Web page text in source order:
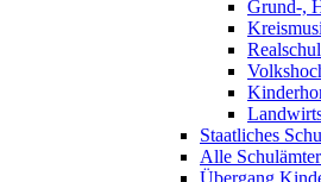
Grund-,
Staatliches
Alle
Übergang